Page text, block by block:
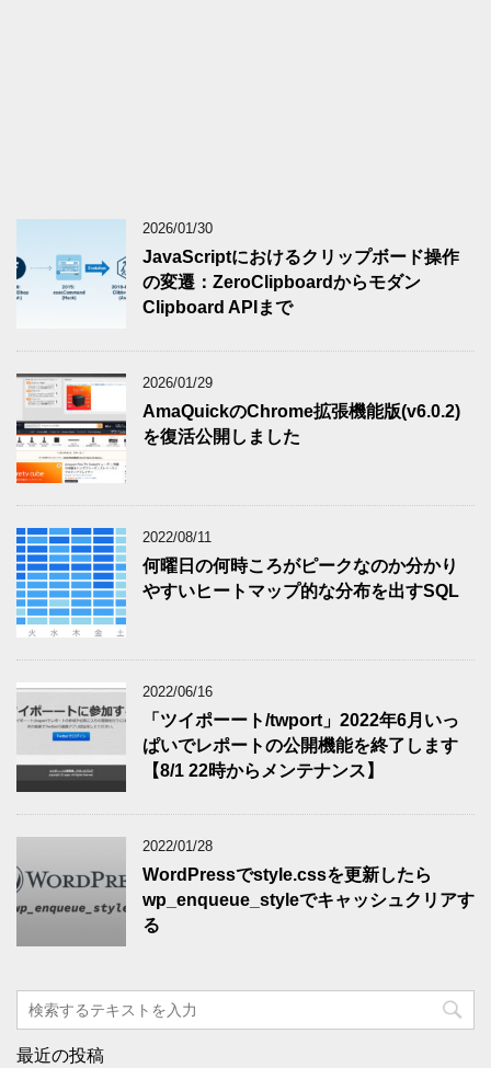
2026/01/30
JavaScriptにおけるクリップボード操作
の変遷：ZeroClipboardからモダン
Clipboard APIまで
2026/01/29
AmaQuickのChrome拡張機能版(v6.0.2)
を復活公開しました
2022/08/11
何曜日の何時ころがピークなのか分かり
やすいヒートマップ的な分布を出すSQL
2022/06/16
「ツイポーート/twport」2022年6月いっ
ぱいでレポートの公開機能を終了します
【8/1 22時からメンテナンス】
2022/01/28
WordPressでstyle.cssを更新したら
wp_enqueue_styleでキャッシュクリアす
る
最近の投稿